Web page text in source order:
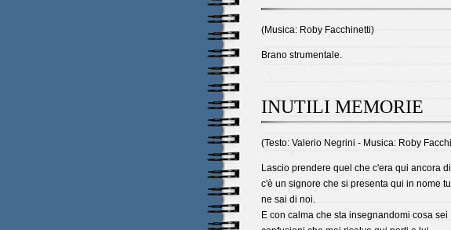
(Musica: Roby Facchinetti)
Brano strumentale.
INUTILI MEMORIE
(Testo: Valerio Negrini - Musica: Roby
Lascio prendere quel che c'era qui ancora
c'è un signore che si presenta qui in nome
ne sai di noi.
E con calma che sta insegnandomi cosa sei